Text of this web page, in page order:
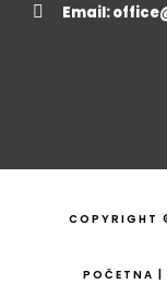
Email:
COPYRIGHT
POČETNA |